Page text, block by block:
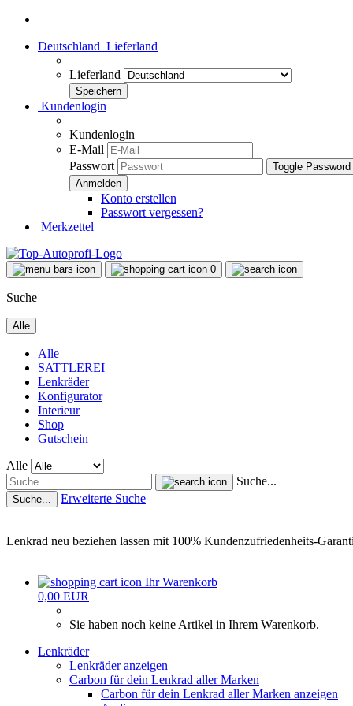
Deutschland Lieferland
Lieferland
Kundenlogin
Kundenlogin
E-Mail
Passwort
Toggle
Konto erstellen
Passwort vergessen?
Merkzettel
0
Suche
Alle
Alle
SATTLEREI
Lenkräder
Konfigurator
Interieur
Shop
Gutschein
Alle
Suche...
Suche... Erweiterte Suche
Lenkrad neu beziehen lassen mit 100% Kundenzufriedenheits-
Ihr Warenkorb
0,00 EUR
Sie haben noch keine Artikel in Ihrem Warenkorb.
Lenkräder
Lenkräder anzeigen
Carbon für dein Lenkrad aller Marken
Carbon für dein Lenkrad aller Marken anzeigen